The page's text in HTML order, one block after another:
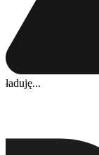
ładuję...